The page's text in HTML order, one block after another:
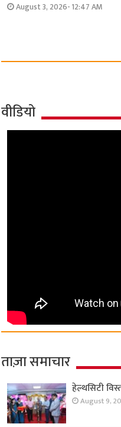
August 3, 2026- 12:47 AM
वीडियो
ताज़ा समाचार
हेल्थसिटी
August 9,